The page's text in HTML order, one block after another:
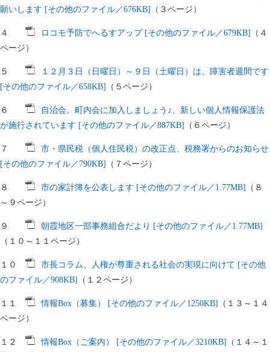
願いします [その他のファイル／676KB]
（３ページ）
４ ロコモ予防でへるすアップ [その他のファイル／679KB]
（４
ページ）
５
１２月３日（日曜日）～９日（土曜日）は、障害者週間です
[その他のファイル／658KB]
（５ページ）
６
自治会。町内会に加入しましょう♪、新しい個人情報保護法
が施行されています [その他のファイル／887KB]
（６ページ）
７
市・県民税（個人住民税）の改正点、税務署からのお知らせ
[その他のファイル／790KB]
（７ページ）
８ 市の家計簿を公表します [その他のファイル／1.77MB]
（８
～９ページ）
９
朝霞地区一部事務組合だより [その他のファイル／1.77MB]
（１０～１１ページ）
１０
市長コラム、人権が尊重される社会の実現に向けて [その他
のファイル／908KB]
（１２ページ）
１１ 情報Box（募集） [その他のファイル／1250KB]
（１３～１４
ページ）
１２ 情報Box（ご案内） [その他のファイル／3210KB]
（１４～１